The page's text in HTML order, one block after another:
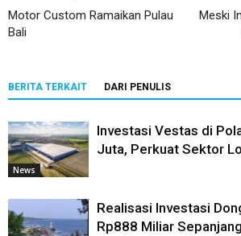
Motor Custom Ramaikan Pulau
Bali
Meski
BERITA TERKAIT DARI PENULIS
News
Investasi Vestas di
Juta, Perkuat Sektor
Realisasi Investasi
Rp888 Miliar